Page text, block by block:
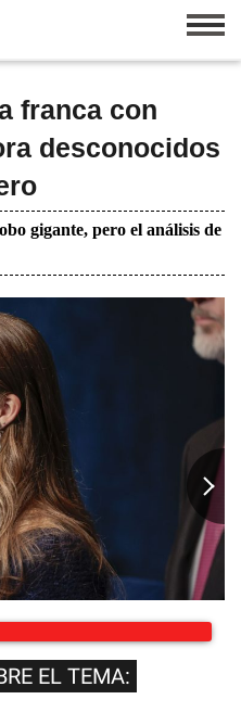
franca con
desconocidos
gigante, pero el análisis de
EL TEMA: